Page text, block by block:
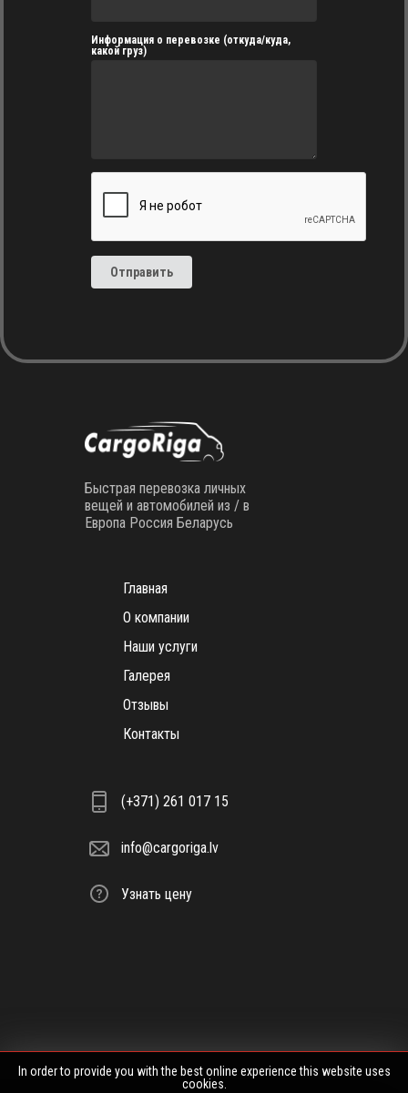
Информация о перевозке (откуда/куда,
какой груз)
Отправить
Быстрая перевозка личных
вещей и автомобилей из / в
Европа Россия Беларусь
Главная
О компании
Наши услуги
Галерея
Отзывы
Контакты
(+371) 261 017 15
info@cargoriga.lv
Узнать цену
In order to provide you with the best online experience this website uses
cookies.